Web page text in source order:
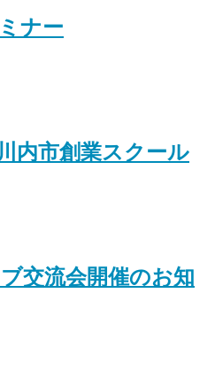
ナー
内市創業スクール
交流会開催のお知